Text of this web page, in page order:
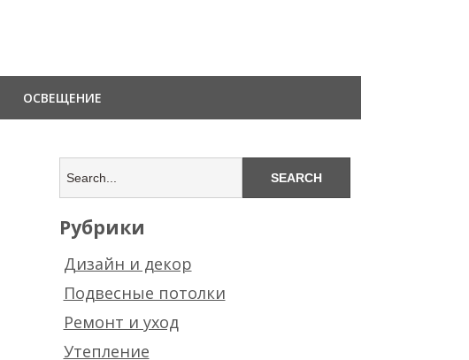
ОСВЕЩЕНИЕ
Рубрики
Дизайн и декор
Подвесные потолки
Ремонт и уход
Утепление